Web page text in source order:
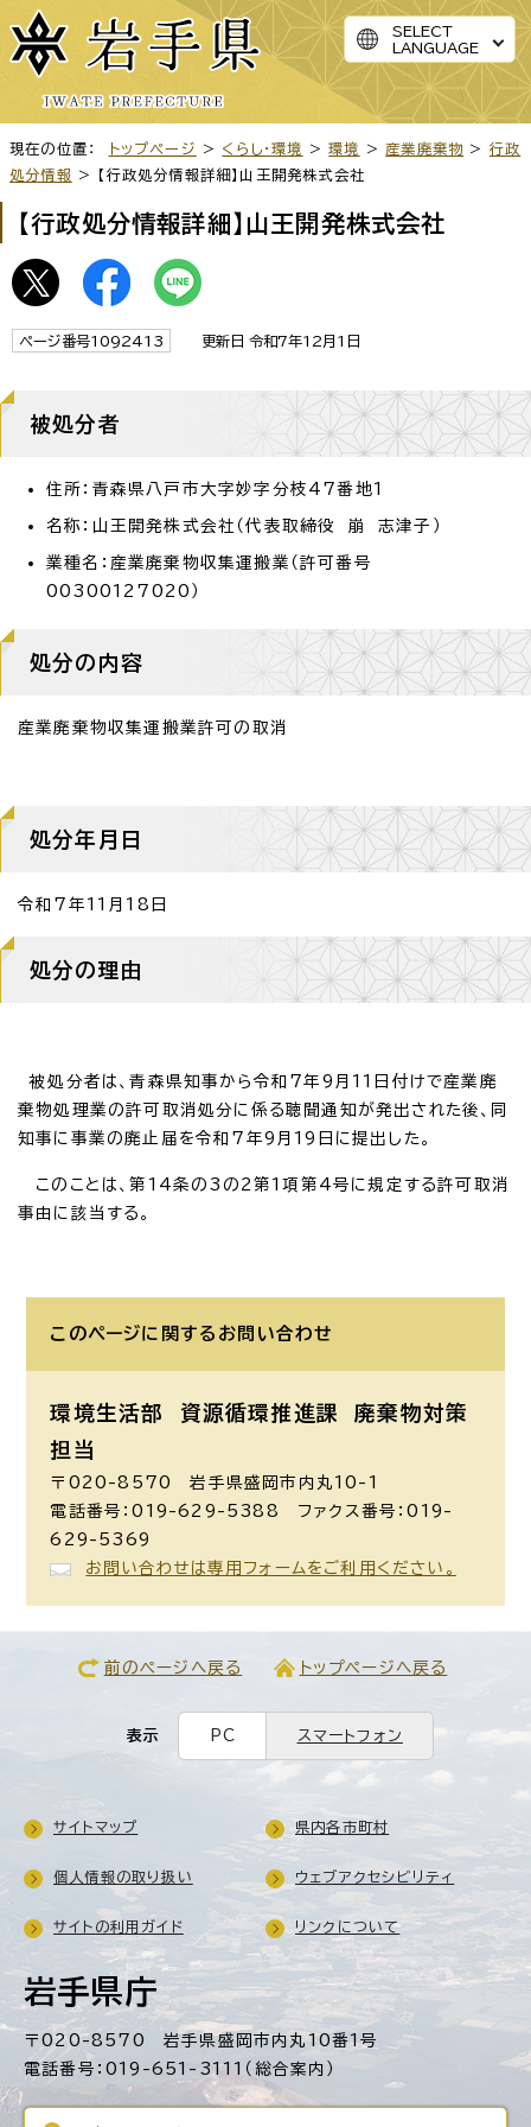
SELECT
LANGUAGE
現在の位置： トップページ > くらし・環境 >環境 > 産業廃棄物 > 行政
処分情報 > 【行政処分情報詳細】山王開発株式会社
【行政処分情報詳細】山王開発株式会社
ページ番号1092413 更新日 令和7年12月1日
被処分者
住所：青森県八戸市大字妙字分枝47番地1
名称：山王開発株式会社（代表取締役 崩 志津子）
業種名：産業廃棄物収集運搬業（許可番号
00300127020）
処分の内容
産業廃棄物収集運搬業許可の取消
処分年月日
令和7年11月18日
処分の理由
被処分者は、青森県知事から令和7年9月11日付けで産業廃
棄物処理業の許可取消処分に係る聴聞通知が発出された後、同
知事に事業の廃止届を令和7年9月19日に提出した。
このことは、第14条の3の2第1項第4号に規定する許可取消
事由に該当する。
このページに関する お問い合わせ
環境生活部 資源循環推進課
廃棄物対策
担当
〒020-8570 岩手県盛岡市内丸10-1
電話番号：019-629-5388 ファクス番号：019-
629-5369
お問い合わせは専用フォームをご利用ください。
前のページへ戻る トップページへ戻る
表示 PC スマートフォン
岩手県庁
〒020-8570 岩手県盛岡市内丸10番1号
電話番号：019-651-3111（総合案内）
サイトマップ 県内各市町村
個人情報の取り扱い ウェブアクセシビリティ
サイトの利用ガイド リンクについて